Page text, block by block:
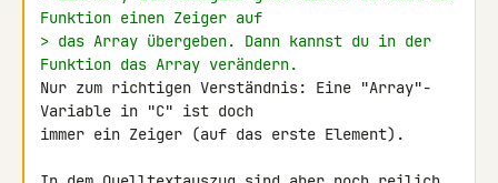
Funktion einen Zeiger auf
> das Array übergeben. Dann kannst du in der
Funktion das Array verändern.
Nur zum richtigen Verständnis: Eine "Array"-
Variable in "C" ist doch
immer ein Zeiger (auf das erste Element).